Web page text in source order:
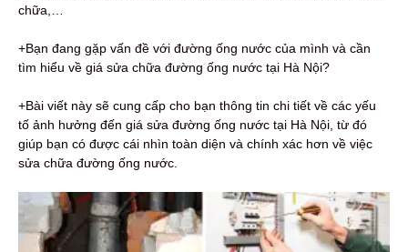
chữa,…
+Bạn đang gặp vấn đề với đường ống nước của mình và cần
tìm hiểu về giá sửa chữa đường ống nước tại Hà Nội?
+Bài viết này sẽ cung cấp cho bạn thông tin chi tiết về các yếu
tố ảnh hưởng đến giá sửa đường ống nước tại Hà Nội, từ đó
giúp bạn có được cái nhìn toàn diện và chính xác hơn về việc
sửa chữa đường ống nước.